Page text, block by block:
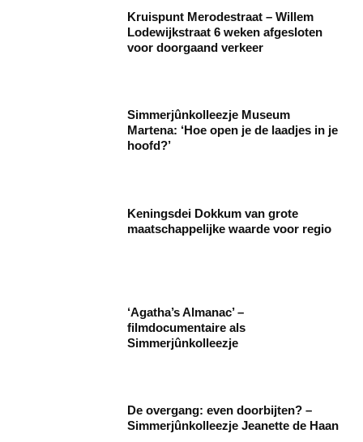
Kruispunt Merodestraat – Willem
Lodewijkstraat 6 weken afgesloten
voor doorgaand verkeer
Simmerjûnkolleezje Museum
Martena: ‘Hoe open je de laadjes in je
hoofd?’
Keningsdei Dokkum van grote
maatschappelijke waarde voor regio
‘Agatha’s Almanac’ –
filmdocumentaire als
Simmerjûnkolleezje
De overgang: even doorbijten? –
Simmerjûnkolleezje Jeanette de Haan